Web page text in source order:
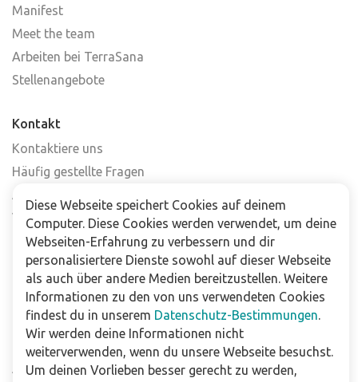
Manifest
Meet the team
Arbeiten bei TerraSana
Stellenangebote
Kontakt
Kontaktiere uns
Häufig gestellte Fragen
Abonniere unseren Newsletter
Verkaufsstellen
Für Unternehmen
Downloads
Impressum
Datenschutzbestimmungen
Allgemeine Verkaufs- und Lieferbedingungen
Diese Webseite speichert Cookies auf deinem
Computer. Diese Cookies werden verwendet, um deine
Webseiten-Erfahrung zu verbessern und dir
personalisiertere Dienste sowohl auf dieser Webseite
als auch über andere Medien bereitzustellen. Weitere
Informationen zu den von uns verwendeten Cookies
findest du in unserem Datenschutz-Bestimmungen.
Wir werden deine Informationen nicht
weiterverwenden, wenn du unsere Webseite besuchst.
Um deinen Vorlieben besser gerecht zu werden,